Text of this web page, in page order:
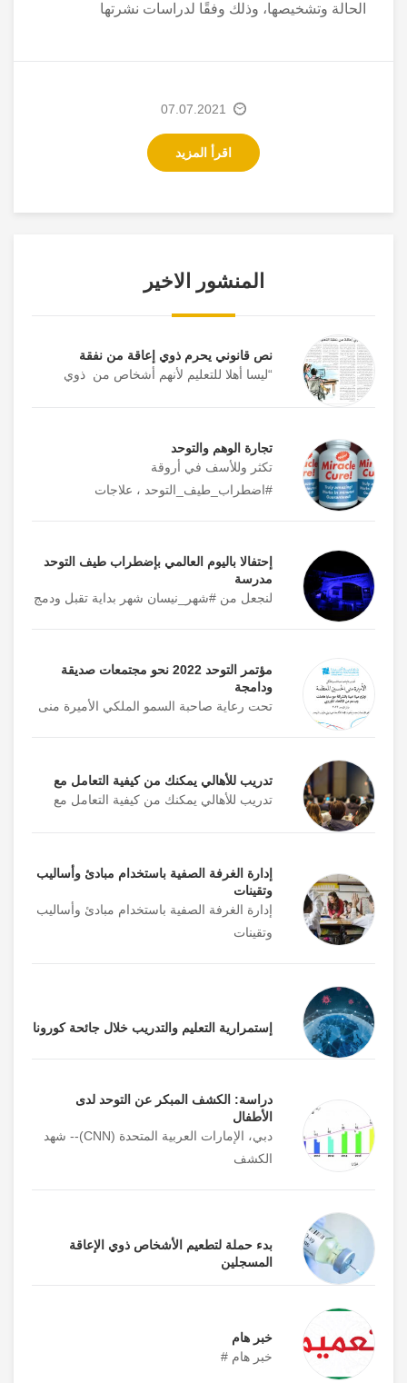
الحالة وتشخيصها، وذلك وفقًا لدراسات نشرتها
اقرأ المزيد
07.07.2021
المنشور الاخير
نص قانوني يحرم ذوي إعاقة من نفقة
“ليسا أهلا للتعليم لأنهم أشخاص من ذوي
تجارة الوهم والتوحد
تكثر وللأسف في أروقة
#اضطراب_طيف_التوحد ، علاجات
إحتفالا باليوم العالمي بإضطراب طيف التوحد
مدرسة
لنجعل من #شهر_نيسان شهر بداية تقبل ودمج
مؤتمر التوحد 2022 نحو مجتمعات صديقة
ودامجة
تحت رعاية صاحبة السمو الملكي الأميرة منى
تدريب للأهالي يمكنك من كيفية التعامل مع
تدريب للأهالي يمكنك من كيفية التعامل مع
إدارة الغرفة الصفية باستخدام مبادئ وأساليب
وتقينات
إدارة الغرفة الصفية باستخدام مبادئ وأساليب
وتقينات
إستمرارية التعليم والتدريب خلال جائحة كورونا
دراسة: الكشف المبكر عن التوحد لدى
الأطفال
دبي، الإمارات العربية المتحدة (CNN)-- شهد
الكشف
بدء حملة لتطعيم الأشخاص ذوي الإعاقة
المسجلين
خبر هام
خبر هام #